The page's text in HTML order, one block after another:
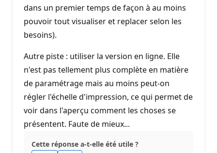
dans un premier temps de façon à au moins
pouvoir tout visualiser et replacer selon les
besoins).
Autre piste : utiliser la version en ligne. Elle
n'est pas tellement plus complète en matière
de paramétrage mais au moins peut-on
régler l'échelle d'impression, ce qui permet de
voir dans l'aperçu comment les choses se
présentent. Faute de mieux...
Cette réponse a-t-elle été utile ?